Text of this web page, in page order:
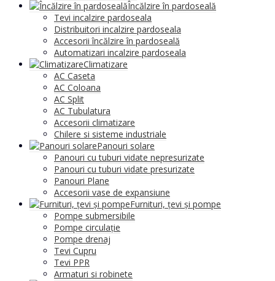
Încălzire în pardoseală
Tevi incalzire pardoseala
Distribuitori incalzire pardoseala
Accesorii încălzire în pardoseală
Automatizari incalzire pardoseala
Climatizare
AC Caseta
AC Coloana
AC Split
AC Tubulatura
Accesorii climatizare
Chilere si sisteme industriale
Panouri solare
Panouri cu tuburi vidate nepresurizate
Panouri cu tuburi vidate presurizate
Panouri Plane
Accesorii vase de expansiune
Furnituri, țevi și pompe
Pompe submersibile
Pompe circulație
Pompe drenaj
Tevi Cupru
Tevi PPR
Armaturi si robinete